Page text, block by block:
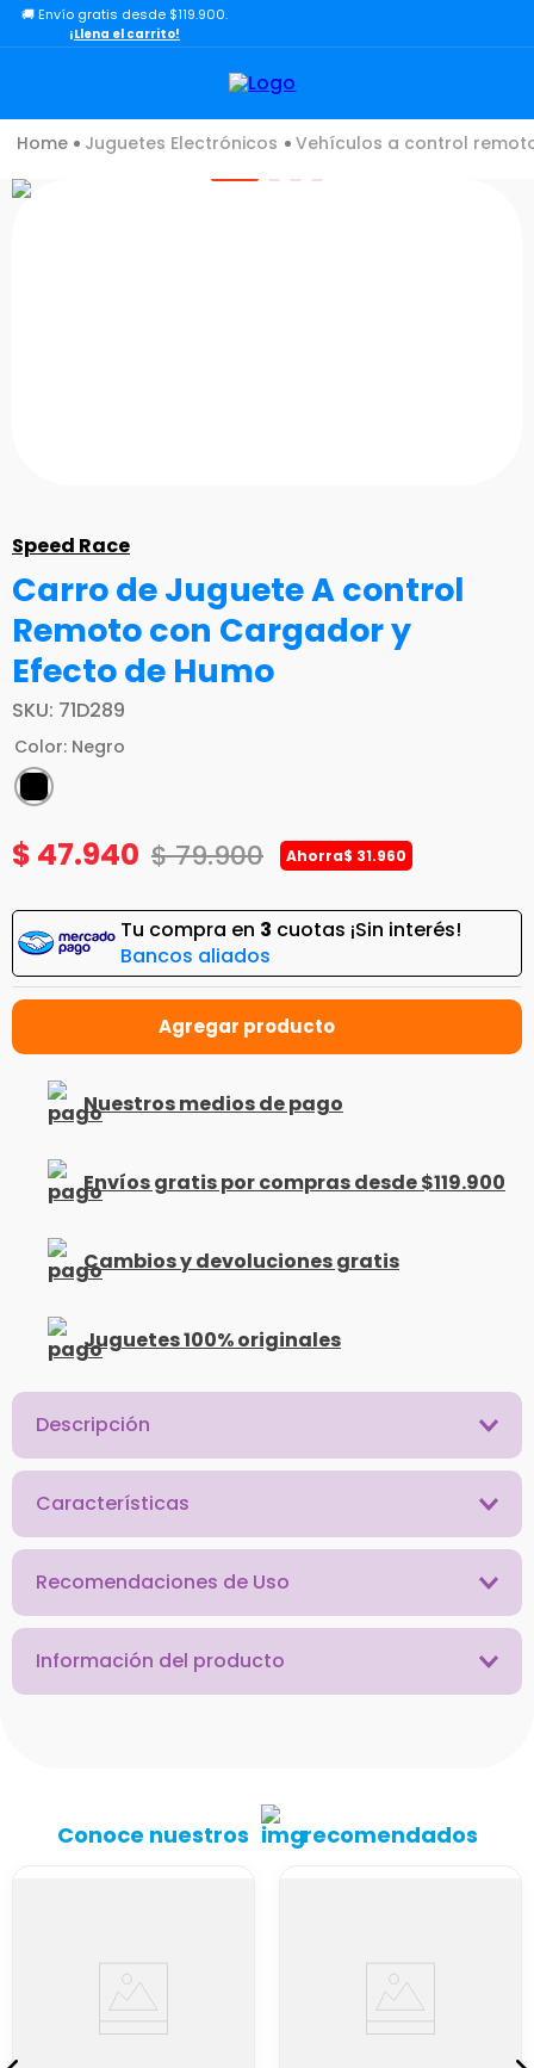
🚚 Envío gratis desde $119.900.
¡Llena el carrito!
Juguetes Electrónicos Vehículos a control
Speed Race
Carro de Juguete A control
Remoto con Cargador y
Efecto de Humo
SKU: 71D289
Color: Negro
$ 47.940 $79.900 Ahorra$ 31.960
Tu compra en 3 cuotas ¡Sin interés!
Bancos aliados
Nuestros medios de pago
Envíos gratis por compras desde $119.900
Cambios y devoluciones gratis
Juguetes 100% originales
Descripción
Características
Recomendaciones de Uso
Información del producto
Conoce nuestros recomendados
TÉRMINOS MÁS BUSCADOS
3.
carro
4